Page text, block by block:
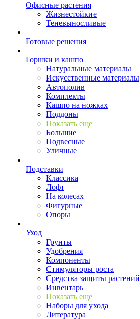
Офисные растения
Жизнестойкие
Теневыносливые
Готовые решения
Горшки и кашпо
Натуральные материалы
Искусственные материалы
Автополив
Комплекты
Кашпо на ножках
Поддоны
Показать еще
Большие
Подвесные
Уличные
Подставки
Классика
Лофт
На колесах
Фигурные
Опоры
Уход
Грунты
Удобрения
Компоненты
Стимуляторы роста
Средства защиты растений
Инвентарь
Показать еще
Наборы для ухода
Литература